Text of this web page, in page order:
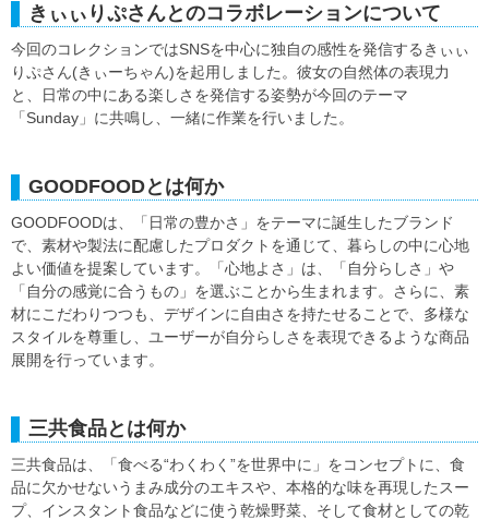
きぃぃりぷさんとのコラボレーションについて
今回のコレクションではSNSを中心に独自の感性を発信するきぃぃ
りぷさん(きぃーちゃん)を起用しました。彼女の自然体の表現力
と、日常の中にある楽しさを発信する姿勢が今回のテーマ
「Sunday」に共鳴し、一緒に作業を行いました。
GOODFOODとは何か
GOODFOODは、「日常の豊かさ」をテーマに誕生したブランド
で、素材や製法に配慮したプロダクトを通じて、暮らしの中に心地
よい価値を提案しています。「心地よさ」は、「自分らしさ」や
「自分の感覚に合うもの」を選ぶことから生まれます。さらに、素
材にこだわりつつも、デザインに自由さを持たせることで、多様な
スタイルを尊重し、ユーザーが自分らしさを表現できるような商品
展開を行っています。
三共食品とは何か
三共食品は、「食べる“わくわく”を世界中に」をコンセプトに、食
品に欠かせないうまみ成分のエキスや、本格的な味を再現したスー
プ、インスタント食品などに使う乾燥野菜、そして食材としての乾